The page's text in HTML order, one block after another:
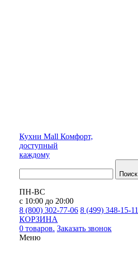
Кухни Mall Комфорт,
доступный
каждому
Поиск
ПН-ВС
с 10:00 до 20:00
8 (800) 302-77-06 8 (499) 348-15-11
КОРЗИНА
0 товаров. Заказать звонок
Меню